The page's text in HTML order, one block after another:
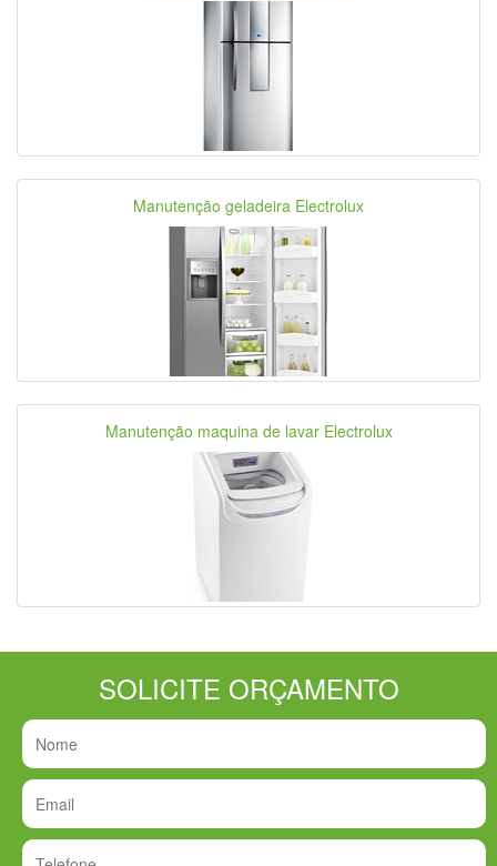
Manutenção geladeira Electrolux
Manutenção maquina de lavar Electrolux
SOLICITE ORÇAMENTO